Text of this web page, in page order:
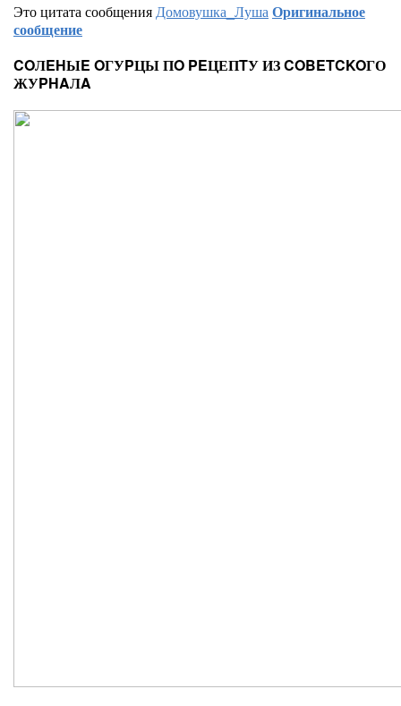
Это цитата сообщенияДомовушка_ЛушаОригинальное
сообщение
COЛEHЫE OГУPЦЫ ПO PEЦЕПTУ ИЗ COBETCKOГО
ЖУPHAЛA